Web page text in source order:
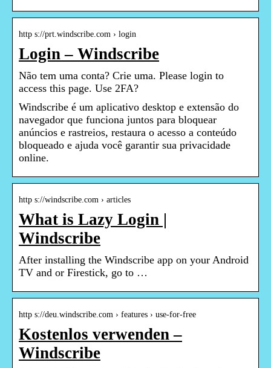
http s://prt.windscribe.com › login
Login – Windscribe
Não tem uma conta? Crie uma. Please login to
access this page. Use 2FA?
Windscribe é um aplicativo desktop e extensão do
navegador que funciona juntos para bloquear
anúncios e rastreios, restaura o acesso a conteúdo
bloqueado e ajuda você garantir sua privacidade
online.
http s://windscribe.com › articles
What is Lazy Login |
Windscribe
After installing the Windscribe app on your Android
TV and or Firestick, go to …
http s://deu.windscribe.com › features › use-for-free
Kostenlos verwenden –
Windscribe